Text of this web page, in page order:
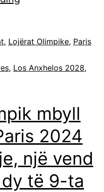
, Lojërat Olimpike, Paris
, Los Anxhelos 2028,
mbyll
2024
një vend
të 9-ta